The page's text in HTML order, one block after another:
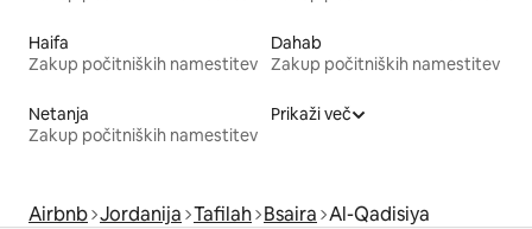
Haifa
Zakup počitniških namestitev
Dahab
Zakup počitniških namestitev
Netanja
Zakup počitniških namestitev
Prikaži več
Airbnb Jordanija Tafilah Bsaira Al-Qadisiya